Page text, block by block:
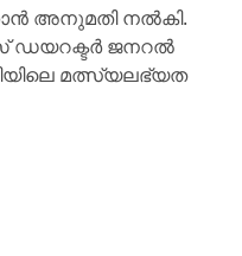
അനുമതി നൽകി.
ഡയറക്ടർ ജനറൽ
മത്സ്യലഭ്യത